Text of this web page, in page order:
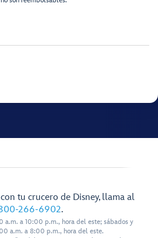
tu crucero de Disney, llama al
266-6902.
a.m. a 10:00 p.m., hora del este; sábados y
a.m. a 8:00 p.m., hora del este.